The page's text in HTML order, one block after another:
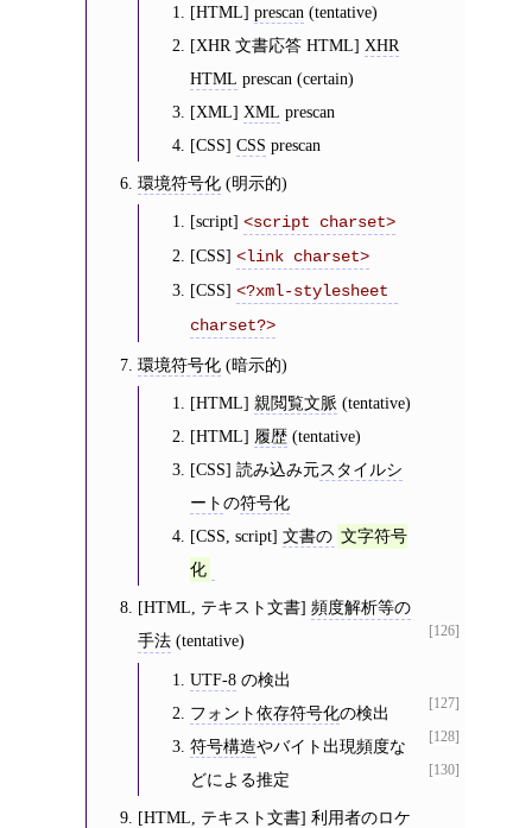
[HTML]prescan (tentative)
[XHR 文書応答 HTML]XHR
HTML prescan (certain)
[XML]XML prescan
[CSS]CSS prescan
環境符号化 (明示的)
[script]<script charset>
[CSS]<link charset>
[CSS]<?xml-stylesheet
charset?>
環境符号化 (暗示的)
[HTML]親閲覧文脈 (tentative)
[HTML] 履歴 (tentative)
[CSS] 読み込み元スタイルシ
ートの符号化
[CSS, script]文書の 文字符号
化
[126]
[HTML, テキスト文書]頻度解析等の
手法 (tentative)
[127]
UTF-8 の検出
[128]
フォント依存符号化の検出
[130]
符号構造やバイト出現頻度な
どによる推定
[HTML, テキスト文書]利用者のロケ